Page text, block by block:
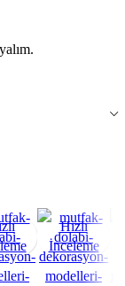
Hızlı
İnceleme